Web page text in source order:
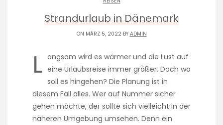
Strandurlaub in Dänemark
ON MÄRZ 5, 2022 BY ADMIN
L angsam wird es wärmer und die Lust auf
eine Urlaubsreise immer größer. Doch wo
soll es hingehen? Die Planung ist in
diesem Fall alles. Wer auf Nummer sicher
gehen möchte, der sollte sich vielleicht in der
näheren Umgebung umsehen. Denn ein